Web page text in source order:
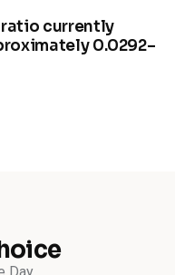
ratio currently
0.0292–